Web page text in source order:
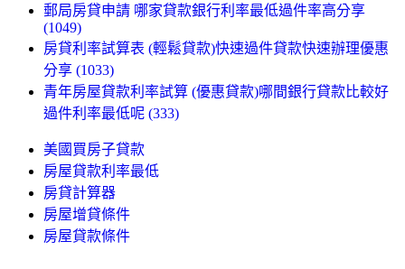
郵局房貸申請 哪家貸款銀行利率最低過件率高分享
(1049)
房貸利率試算表 (輕鬆貸款)快速過件貸款快速辦理優惠
分享 (1033)
青年房屋貸款利率試算 (優惠貸款)哪間銀行貸款比較好
過件利率最低呢 (333)
美國買房子貸款
房屋貸款利率最低
房貸計算器
房屋增貸條件
房屋貸款條件